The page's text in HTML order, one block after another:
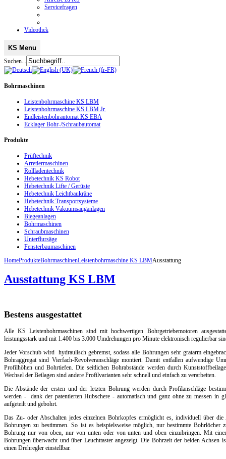
Servicefragen
Videothek
KS Menu
Suchen...
Bohrmaschinen
Leistenbohrmaschine KS LBM
Leistenbohrmaschine KS LBM Jr.
Endleistenbohrautomat KS EBA
Ecklager Bohr-/Schraubautomat
Produkte
Prüftechnik
Arretiermaschinen
Rollladentechnik
Hebetechnik KS Robot
Hebetechnik Lifte / Gerüste
Hebetechnik Leichtbaukräne
Hebetechnik Transportsysteme
Hebetechnik Vakuumsauganlagen
Biegeanlagen
Bohrmaschinen
Schraubmaschinen
Unterflursäge
Fensterbaumaschinen
HomeProdukteBohrmaschinenLeistenbohrmaschine KS LBMAusstattung
Ausstattung KS LBM
Bestens ausgestattet
Alle KS Leistenbohrmaschinen sind mit hochwertigen Bohrgetriebemotoren
leistungsstark und mit 1.400 bis 3.000 Umdrehungen pro Minute elektronisch regulierbar
Jeder Vorschub wird hydraulisch gebremst, sodass alle Bohrungen sehr gratarm
Bohraggregat sind Vierfach-Revolveranschläge montiert. Damit entfallen aufwendige
Profilhöhen und Bohrtiefen. Die seitlichen Bohrabstände werden durch
Wechsel der Beilagen sind andere Profilvarianten sehr schnell und einfach zu verarbeiten.
Die Abstände der ersten und der letzten Bohrung werden durch Profilanschläge
werden - dank der patentierten Hubschere - automatisch und ganz ohne zu messen in
aufgeteilt und gebohrt.
Das Zu- oder Abschalten jedes einzelnen Bohrkopfes ermöglicht es, individuell über
Bohrungen zu bestimmen. So ist es beispielsweise möglich, nur bestimmte Bohrlöcher
Bohrung nur von oben, nur von unten oder von unten und oben einzubringen. Mit
Bohrungen überwacht und über Leuchttaster angezeigt. Die Bohrzeit der beiden Achsen
einen Drehregler einstellbar.